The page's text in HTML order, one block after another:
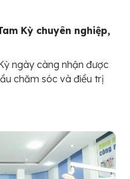
Kỳ chuyên nghiệp,
ngày càng nhận được
chăm sóc và điều trị